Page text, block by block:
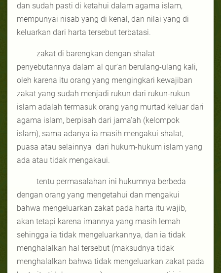
dan sudah pasti di ketahui dalam agama islam,
mempunyai nisab yang di kenal, dan nilai yang di
keluarkan dari harta tersebut terbatasi.
zakat di barengkan dengan shalat
penyebutannya dalam al qur'an berulang-ulang kali,
oleh karena itu orang yang mengingkari kewajiban
zakat yang sudah menjadi rukun dari rukun-rukun
islam adalah termasuk orang yang murtad keluar dari
agama islam, berpisah dari jama'ah (kelompok
islam), sama adanya ia masih mengakui shalat,
puasa atau selainnya dari hukum-hukum islam yang
ada atau tidak mengakaui.
tentu permasalahan ini hukumnya berbeda
dengan orang yang mengetahui dan mengakui
bahwa mengeluarkan zakat pada harta itu wajib,
akan tetapi karena imannya yang masih lemah
sehingga ia tidak mengeluarkannya, dan ia tidak
menghalalkan hal tersebut (maksudnya tidak
menghalalkan bahwa tidak mengeluarkan zakat pada